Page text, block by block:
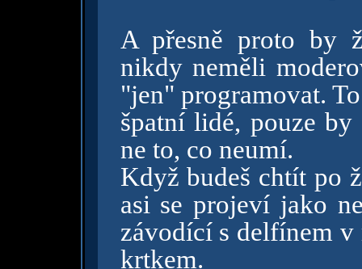
A přesně proto by
nikdy neměli
"jen" programovat.
špatní lidé, pouze
ne to, co neumí.
Když budeš chtít po
asi se projeví jako
závodící s delfínem
krtkem.